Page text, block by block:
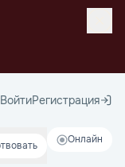
ВойтиРегистрация
Онлайн